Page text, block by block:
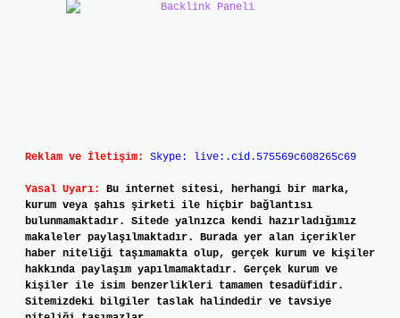
Reklam ve İletişim: Skype: live:.cid.575569c608265c69
Yasal Uyarı:
Bu internet sitesi, herhangi bir marka,
kurum veya şahıs şirketi ile hiçbir bağlantısı
bulunmamaktadır. Sitede yalnızca kendi hazırladığımız
makaleler paylaşılmaktadır. Burada yer alan içerikler
haber niteliği taşımamakta olup, gerçek kurum ve kişiler
hakkında paylaşım yapılmamaktadır. Gerçek kurum ve
kişiler ile isim benzerlikleri tamamen tesadüfidir.
Sitemizdeki bilgiler taslak halindedir ve tavsiye